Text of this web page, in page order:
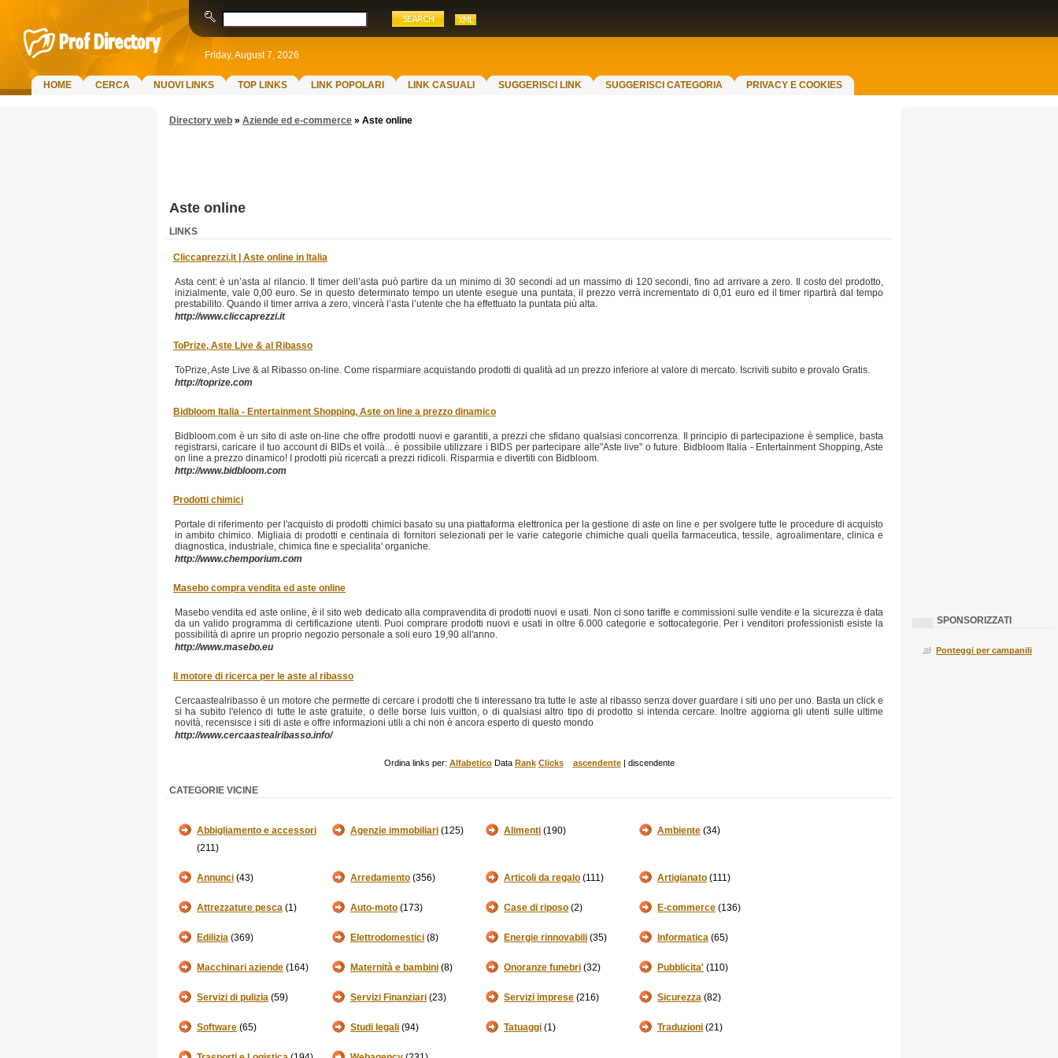
Friday, August 7, 2026
HOME CERCA NUOVI LINKS TOP LINKS LINK POPOLARI LINK CASUALI SUGGERISCI LINK SUGGERISCI CATEGORIA PRIVACY E COOKIES
Directory web » Aziende ed e-commerce » Aste online
Aste online
LINKS
Cliccaprezzi.it | Aste online in Italia
Asta cent: è un’asta al rilancio. Il timer dell’asta può partire da un minimo di 30 secondi ad un massimo di 120 secondi, fino ad arrivare a zero. Il costo del prodotto,
inizialmente, vale 0,00 euro. Se in questo determinato tempo un utente esegue una puntata, il prezzo verrà incrementato di 0,01 euro ed il timer ripartirà dal tempo
prestabilito. Quando il timer arriva a zero, vincerà l’asta l’utente che ha effettuato la puntata più alta.
http://www.cliccaprezzi.it
ToPrize, Aste Live & al Ribasso
ToPrize, Aste Live & al Ribasso on-line. Come risparmiare acquistando prodotti di qualità ad un prezzo inferiore al valore di mercato. Iscriviti subito e provalo Gratis.
http://toprize.com
Bidbloom Italia - Entertainment Shopping, Aste on line a prezzo dinamico
Bidbloom.com è un sito di aste on-line che offre prodotti nuovi e garantiti, a prezzi che sfidano qualsiasi concorrenza. Il principio di partecipazione è semplice, basta
registrarsi, caricare il tuo account di BIDs et voilà... è possibile utilizzare i BIDS per partecipare alle"Aste live" o future. Bidbloom Italia - Entertainment Shopping, Aste
on line a prezzo dinamico! I prodotti più ricercati a prezzi ridicoli. Risparmia e divertiti con Bidbloom.
http://www.bidbloom.com
Prodotti chimici
Portale di riferimento per l'acquisto di prodotti chimici basato su una piattaforma elettronica per la gestione di aste on line e per svolgere tutte le procedure di acquisto
in ambito chimico. Migliaia di prodotti e centinaia di fornitori selezionati per le varie categorie chimiche quali quella farmaceutica, tessile, agroalimentare, clinica e
diagnostica, industriale, chimica fine e specialita' organiche.
http://www.chemporium.com
Masebo compra vendita ed aste online
Masebo vendita ed aste online, è il sito web dedicato alla compravendita di prodotti nuovi e usati. Non ci sono tariffe e commissioni sulle vendite e la sicurezza è data
da un valido programma di certificazione utenti. Puoi comprare prodotti nuovi e usati in oltre 6.000 categorie e sottocategorie. Per i venditori professionisti esiste la
possibilità di aprire un proprio negozio personale a soli euro 19,90 all'anno.
http://www.masebo.eu
Il motore di ricerca per le aste al ribasso
Cercaastealribasso è un motore che permette di cercare i prodotti che ti interessano tra tutte le aste al ribasso senza dover guardare i siti uno per uno. Basta un click e
si ha subito l'elenco di tutte le aste gratuite, o delle borse luis vuitton, o di qualsiasi altro tipo di prodotto si intenda cercare. Inoltre aggiorna gli utenti sulle ultime
novità, recensisce i siti di aste e offre informazioni utili a chi non è ancora esperto di questo mondo
http://www.cercaastealribasso.info/
Ordina links per: AlfabeticoData Rank Clicks ascendente| discendente
CATEGORIE VICINE
Abbigliamento e accessori
(211)
Agenzie immobiliari (125) Alimenti (190) Ambiente (34)
Annunci (43) Arredamento (356) Articoli da regalo (111) Artigianato (111)
Attrezzature pesca (1) Auto-moto (173) Case di riposo (2) E-commerce (136)
Edilizia (369) Elettrodomestici (8) Energie rinnovabili (35) Informatica (65)
Macchinari aziende (164) Maternità e bambini (8) Onoranze funebri (32) Pubblicita' (110)
Servizi di pulizia (59) Servizi Finanziari (23) Servizi imprese (216) Sicurezza (82)
Software (65) Studi legali (94) Tatuaggi (1) Traduzioni (21)
SPONSORIZZATI
Ponteggi per campanili